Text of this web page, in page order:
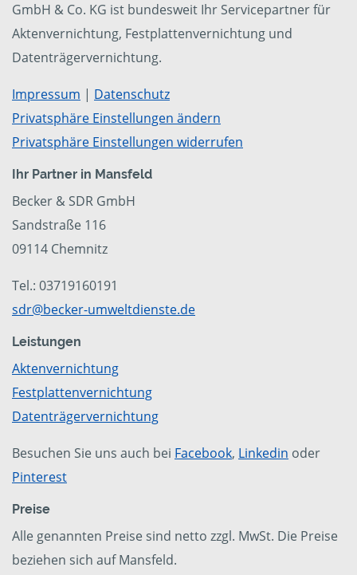
GmbH & Co. KG ist bundesweit Ihr Servicepartner für
Aktenvernichtung, Festplattenvernichtung und
Datenträgervernichtung.
Impressum | Datenschutz
Privatsphäre Einstellungen ändern
Privatsphäre Einstellungen widerrufen
Ihr Partner in Mansfeld
Becker & SDR GmbH
Sandstraße 116
09114 Chemnitz
Tel.: 03719160191
sdr@becker-umweltdienste.de
Leistungen
Aktenvernichtung
Festplattenvernichtung
Datenträgervernichtung
Besuchen Sie uns auch bei Facebook, Linkedin oder
Pinterest
Preise
Alle genannten Preise sind netto zzgl. MwSt. Die Preise
beziehen sich auf Mansfeld.